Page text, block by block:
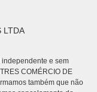
LTDA
independente e sem
COMÉRCIO DE
também que não